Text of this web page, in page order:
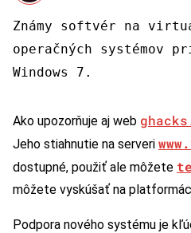
Známy softvér na
operačných systémov
Windows 7.
Ako upozorňuje aj web
Jeho stiahnutie na serveri
dostupné, použiť ale môžete
môžete vyskúšať na
Podpora nového systému je